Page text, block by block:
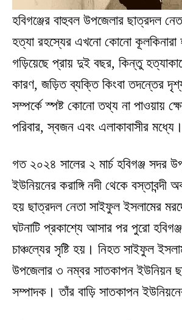
হবিগঞ্জের বাহুবল উপজেলার ছাত্রদল
হত্যা রহস্যের এখনো কোনো
গড়িয়েছে প্রায় দুই বছর, কিন্তু
কারণ, জড়িত ব্যক্তি কিংবা তদন্তের
সম্পর্কে স্পষ্ট কোনো তথ্য না পাওয়ায়
পরিবার, স্বজন এবং এলাকাবাসীর মধ্যে।
গত ২০২৪ সালের ২ মার্চ হবিগঞ্জ সদর
ইউনিয়নের করাঙ্গি নদী থেকে বস্তাবন্দী
হয় ছাত্রদল নেতা সাইফুল ইসলামের
ঘটনাটি প্রকাশ্যে আসার পর পুরো
চাঞ্চল্যের সৃষ্টি হয়। নিহত সাইফুল
উপজেলার ৩ নম্বর সাতকাপন ইউনিয়ন
সম্পাদক। তাঁর বাড়ি সাতকাপন